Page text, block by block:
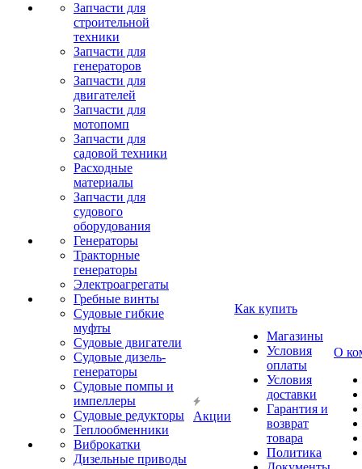
Запчасти для
строительной
техники
Запчасти для
генераторов
Запчасти для
двигателей
Запчасти для
мотопомп
Запчасти для
садовой техники
Расходные
материалы
Запчасти для
судового
оборудования
Генераторы
Тракторные
генераторы
Электроагрегаты
Гребные винты
Судовые гибкие
муфты
Судовые двигатели
Судовые дизель-
генераторы
Судовые помпы и
импеллеры
Судовые редукторы
Теплообменники
Виброкатки
Дизельные приводы
Акции
Как купить
Магазины
Условия
оплаты
Условия
доставки
Гарантия и
возврат
товара
Политика
О